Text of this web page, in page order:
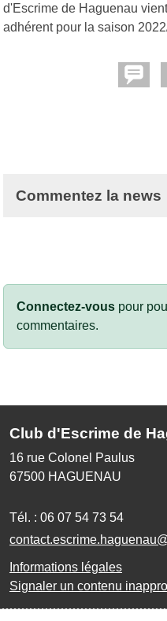
d'Escrime de Haguenau
adhérent pour la saison
Commentez la news
Connectez-vous pour
commentaires.
Club d'Escrime de
16 rue Colonel Paulus
67500 HAGUENAU
Tél. : 06 07 54 73 54
Informations légales
Signaler un contenu